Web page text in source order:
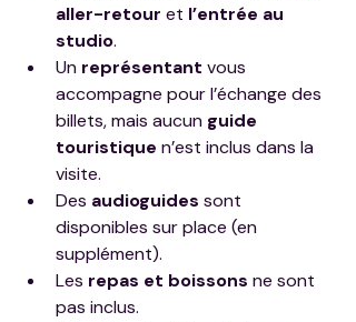
aller-retour et l’entrée au
studio.
Un représentant vous
accompagne pour l’échange des
billets, mais aucun guide
touristique n’est inclus dans la
visite.
Des audioguides sont
disponibles sur place (en
supplément).
Les repas et boissons ne sont
pas inclus.